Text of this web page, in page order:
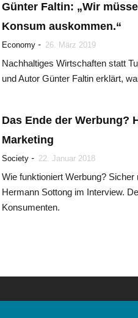
Günter Faltin: „Wir
Konsum auskommen.“
Economy - 26. März 2019
Nachhaltiges Wirtschaften statt
und Autor Günter Faltin erklärt,
Das Ende der Werbung?
Marketing
Society - 22. Januar 2018
Wie funktioniert Werbung?
Hermann Sottong im Interview.
Konsumenten.